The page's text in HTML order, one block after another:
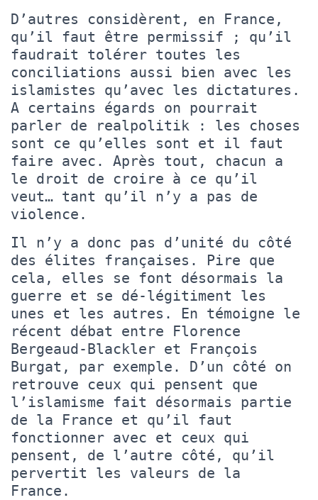
D’autres considèrent, en France,
qu’il faut être permissif ; qu’il
faudrait tolérer toutes les
conciliations aussi bien avec les
islamistes qu’avec les dictatures.
A certains égards on pourrait
parler de realpolitik : les choses
sont ce qu’elles sont et il faut
faire avec. Après tout, chacun a
le droit de croire à ce qu’il
veut… tant qu’il n’y a pas de
violence.
Il n’y a donc pas d’unité du côté
des élites françaises. Pire que
cela, elles se font désormais la
guerre et se dé-légitiment les
unes et les autres. En témoigne le
récent débat entre Florence
Bergeaud-Blackler et François
Burgat, par exemple. D’un côté on
retrouve ceux qui pensent que
l’islamisme fait désormais partie
de la France et qu’il faut
fonctionner avec et ceux qui
pensent, de l’autre côté, qu’il
pervertit les valeurs de la
France.